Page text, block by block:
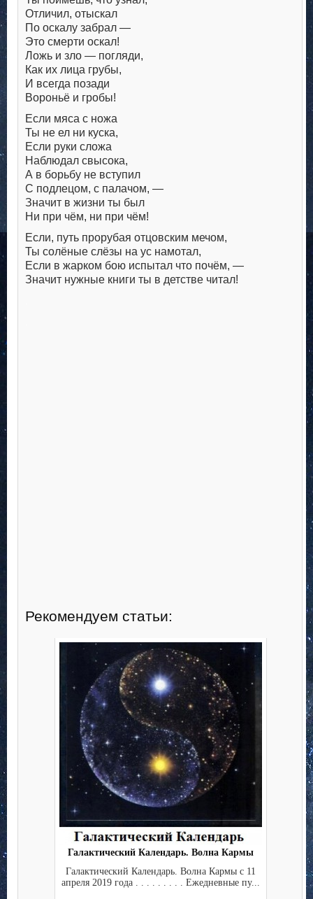
Отличил, отыскал
По оскалу забрал —
Это смерти оскал!
Ложь и зло — погляди,
Как их лица грубы,
И всегда позади
Вороньё и гробы!
Если мяса с ножа
Ты не ел ни куска,
Если руки сложа
Наблюдал свысока,
А в борьбу не вступил
С подлецом, с палачом, —
Значит в жизни ты был
Ни при чём, ни при чём!
Если, путь прорубая отцовским мечом,
Ты солёные слёзы на ус намотал,
Если в жарком бою испытал что почём, —
Значит нужные книги ты в детстве читал!
Рекомендуем статьи:
Галактический Календарь. Волна Кармы
Галактический Календарь. Волна Кармы с 11
апреля 2019 года . . . . . . . . . Ежедневные пу...